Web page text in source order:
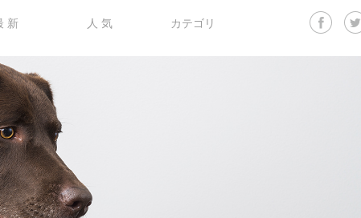
新 人 気 カテゴリ